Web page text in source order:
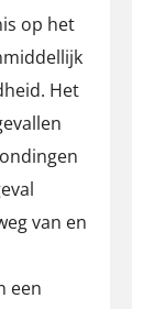
op het
Het
van en
een